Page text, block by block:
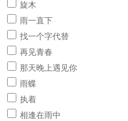
旋木
雨一直下
找一个字代替
再见青春
那天晚上遇见你
雨蝶
执着
相逢在雨中